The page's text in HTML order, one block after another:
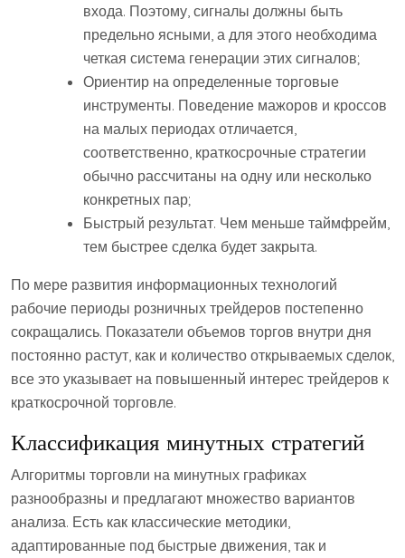
входа. Поэтому, сигналы должны быть
предельно ясными, а для этого необходима
четкая система генерации этих сигналов;
Ориентир на определенные торговые
инструменты. Поведение мажоров и кроссов
на малых периодах отличается,
соответственно, краткосрочные стратегии
обычно рассчитаны на одну или несколько
конкретных пар;
Быстрый результат. Чем меньше таймфрейм,
тем быстрее сделка будет закрыта.
По мере развития информационных технологий
рабочие периоды розничных трейдеров постепенно
сокращались. Показатели объемов торгов внутри дня
постоянно растут, как и количество открываемых сделок,
все это указывает на повышенный интерес трейдеров к
краткосрочной торговле.
Классификация минутных стратегий
Алгоритмы торговли на минутных графиках
разнообразны и предлагают множество вариантов
анализа. Есть как классические методики,
адаптированные под быстрые движения, так и